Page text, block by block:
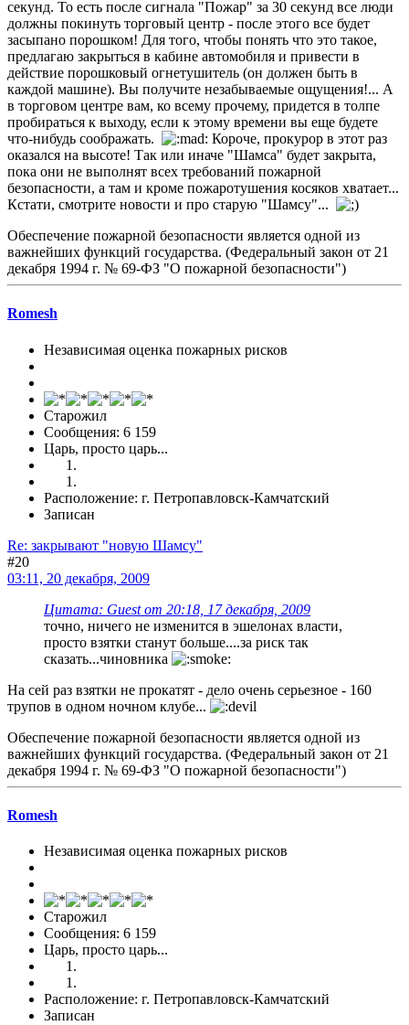
секунд. То есть после сигнала "Пожар" за 30 секунд все люди
должны покинуть торговый центр - после этого все будет
засыпано порошком! Для того, чтобы понять что это такое,
предлагаю закрыться в кабине автомобиля и привести в
действие порошковый огнетушитель (он должен быть в
каждой машине). Вы получите незабываемые ощущения!... А
в торговом центре вам, ко всему прочему, придется в толпе
пробираться к выходу, если к этому времени вы еще будете
что-нибудь соображать.
Короче, прокурор в этот раз
оказался на высоте! Так или иначе "Шамса" будет закрыта,
пока они не выполнят всех требований пожарной
безопасности, а там и кроме пожаротушения косяков хватает...
Кстати, смотрите новости и про старую "Шамсу"...
Обеспечение пожарной безопасности является одной из
важнейших функций государства. (Федеральный закон от 21
декабря 1994 г. № 69-ФЗ "О пожарной безопасности")
Romesh
Независимая оценка пожарных рисков
Старожил
Сообщения: 6 159
Царь, просто царь...
Расположение: г. Петропавловск-Камчатский
Записан
Re: закрывают "новую Шамсу"
#20
03:11, 20 декабря, 2009
Цитата: Guest от 20:18, 17 декабря, 2009
точно, ничего не изменится в эшелонах власти,
просто взятки станут больше....за риск так
сказать...чиновника
На сей раз взятки не прокатят - дело очень серьезное - 160
трупов в одном ночном клубе...
Обеспечение пожарной безопасности является одной из
важнейших функций государства. (Федеральный закон от 21
декабря 1994 г. № 69-ФЗ "О пожарной безопасности")
Romesh
Независимая оценка пожарных рисков
Старожил
Сообщения: 6 159
Царь, просто царь...
Расположение: г. Петропавловск-Камчатский
Записан